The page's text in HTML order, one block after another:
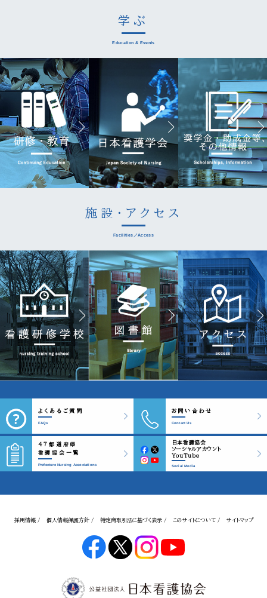
学ぶ
Education & Events
施設・アクセス
Facilities／Access
よくあるご質問
FAQs
お問い合わせ
Contact Us
47都道府県
看護協会一覧
Prefecture Nursing Associations
日本看護協会
ソーシャルアカウント
YouTube
Social Media
採用情報 / 個人情報保護方針 / 特定商取引法に基づく表示 / このサイトについて / サイトマップ